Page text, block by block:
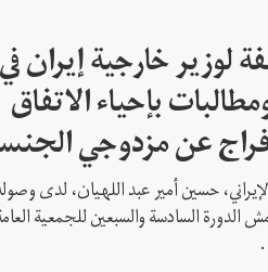
لوزير خارجية إيران في
بإحياء الاتفاق
عن مزدوجي
حسين أمير عبد اللهيان، لدى
الدورة السادسة والسبعين للجمعية